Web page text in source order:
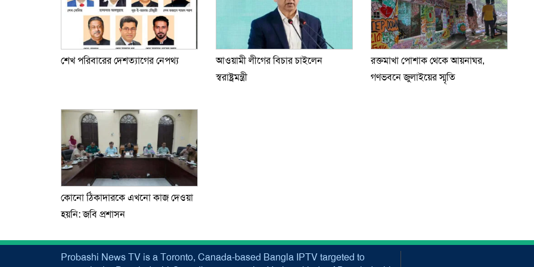
শেখ পরিবারের দেশত্যাগের নেপথ্য
আওয়ামী লীগের বিচার চাইলেন
স্বরাষ্ট্রমন্ত্রী
রক্তমাখা পোশাক থেকে আয়নাঘর,
গণভবনে জুলাইয়ের স্মৃতি
কোনো ঠিকাদারকে এখনো কাজ দেওয়া
হয়নি: জবি প্রশাসন
Probashi News TV is a Toronto, Canada-based Bangla IPTV targeted to